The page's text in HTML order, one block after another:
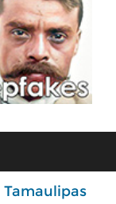
Tamaulipas